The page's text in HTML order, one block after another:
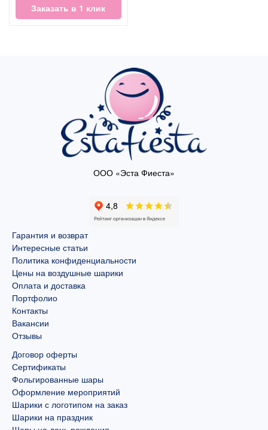
Заказать в 1 клик
ООО «Эста Фиеста»
Гарантия и возврат
Интересные статьи
Политика конфиденциальности
Цены на воздушные шарики
Оплата и доставка
Портфолио
Контакты
Вакансии
Отзывы
Договор оферты
Сертификаты
Фольгированные шары
Оформление мероприятий
Шарики с логотипом на заказ
Шарики на праздник